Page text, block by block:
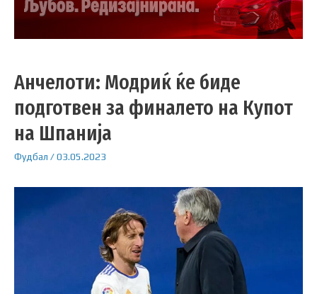
Анчелоти: Модриќ ќе биде
подготвен за финалето на Купот
на Шпанија
Фудбал /03.05.2023